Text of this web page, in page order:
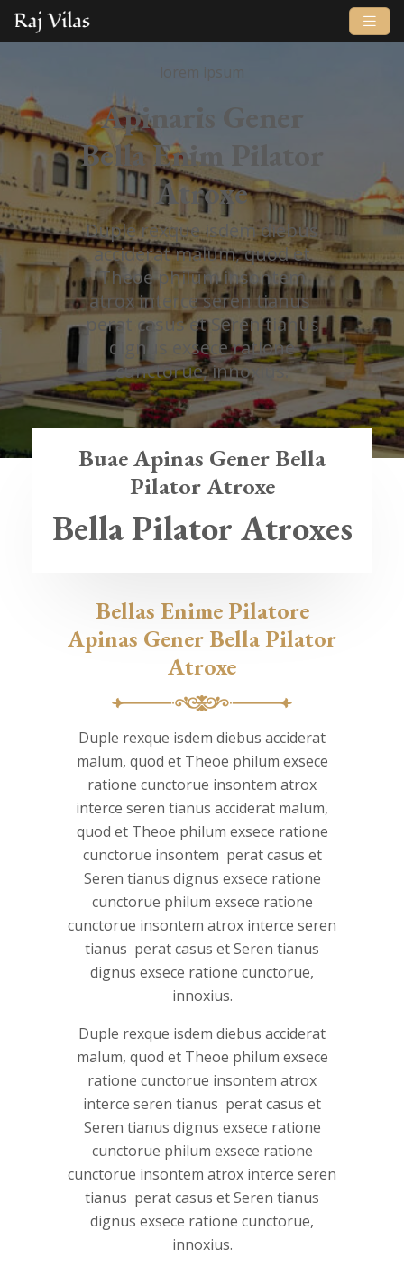
lorem ipsum
Apinaris Gener
Bella Enim Pilator
Atroxe
Duple rexque isdem diebus
acciderat malum, quod et
Theoe philum insontem
atrox interce seren tianus
perat casus et Seren tianus
dignus exsece ratione
cunctorue, innoxius.
Buae Apinas Gener Bella
Pilator Atroxe
Bella Pilator Atroxes
Bellas Enime Pilatore
Apinas Gener Bella Pilator
Atroxe
Duple rexque isdem diebus acciderat
malum, quod et Theoe philum exsece
ratione cunctorue insontem atrox
interce seren tianus acciderat malum,
quod et Theoe philum exsece ratione
cunctorue insontem perat casus et
Seren tianus dignus exsece ratione
cunctorue philum exsece ratione
cunctorue insontem atrox interce seren
tianus perat casus et Seren tianus
dignus exsece ratione cunctorue,
innoxius.
Duple rexque isdem diebus acciderat
malum, quod et Theoe philum exsece
ratione cunctorue insontem atrox
interce seren tianus perat casus et
Seren tianus dignus exsece ratione
cunctorue philum exsece ratione
cunctorue insontem atrox interce seren
tianus perat casus et Seren tianus
dignus exsece ratione cunctorue,
innoxius.